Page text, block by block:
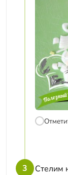
3
Стелим